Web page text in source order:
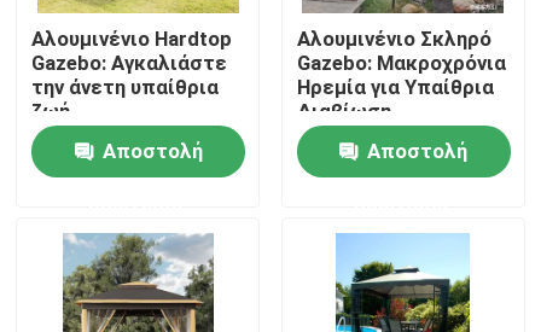
Μας ελάτε σε επαφή με
Ειδήσεις
Ζητήστε ένα απόσπασμα
Πέργκολα Patio αργιλίου
Πέργκολα Louvered αργιλίου
Αλουμινένιο Hardtop
Gazebo: Αγκαλιάστε
την άνετη υπαίθρια
ζωή
Αποστολή
Αλουμινένιο Σκληρό
Gazebo: Μακροχρόνια
Ηρεμία για Υπαίθρια
Διαβίωση
Αποστολή